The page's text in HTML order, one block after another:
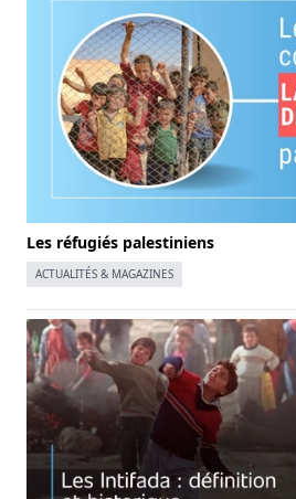
Les réfugiés palestiniens
ACTUALITÉS & MAGAZINES